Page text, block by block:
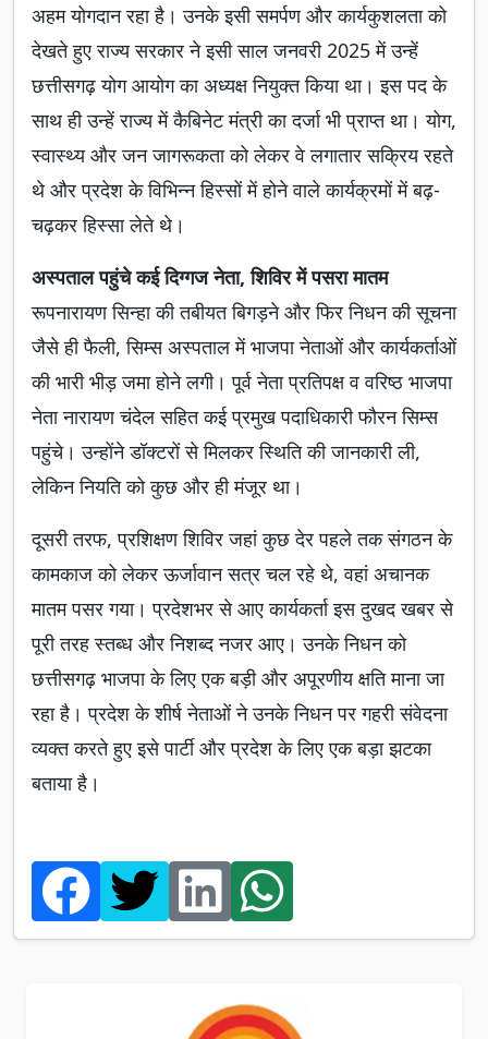
अहम योगदान रहा है। उनके इसी समर्पण और कार्यकुशलता को
देखते हुए राज्य सरकार ने इसी साल जनवरी 2025 में उन्हें
छत्तीसगढ़ योग आयोग का अध्यक्ष नियुक्त किया था। इस पद के
साथ ही उन्हें राज्य में कैबिनेट मंत्री का दर्जा भी प्राप्त था। योग,
स्वास्थ्य और जन जागरूकता को लेकर वे लगातार सक्रिय रहते
थे और प्रदेश के विभिन्न हिस्सों में होने वाले कार्यक्रमों में बढ़-
चढ़कर हिस्सा लेते थे।
अस्पताल पहुंचे कई दिग्गज नेता, शिविर में पसरा मातम
रूपनारायण सिन्हा की तबीयत बिगड़ने और फिर निधन की सूचना
जैसे ही फैली, सिम्स अस्पताल में भाजपा नेताओं और कार्यकर्ताओं
की भारी भीड़ जमा होने लगी। पूर्व नेता प्रतिपक्ष व वरिष्ठ भाजपा
नेता नारायण चंदेल सहित कई प्रमुख पदाधिकारी फौरन सिम्स
पहुंचे। उन्होंने डॉक्टरों से मिलकर स्थिति की जानकारी ली,
लेकिन नियति को कुछ और ही मंजूर था।
दूसरी तरफ, प्रशिक्षण शिविर जहां कुछ देर पहले तक संगठन के
कामकाज को लेकर ऊर्जावान सत्र चल रहे थे, वहां अचानक
मातम पसर गया। प्रदेशभर से आए कार्यकर्ता इस दुखद खबर से
पूरी तरह स्तब्ध और निशब्द नजर आए। उनके निधन को
छत्तीसगढ़ भाजपा के लिए एक बड़ी और अपूरणीय क्षति माना जा
रहा है। प्रदेश के शीर्ष नेताओं ने उनके निधन पर गहरी संवेदना
व्यक्त करते हुए इसे पार्टी और प्रदेश के लिए एक बड़ा झटका
बताया है।